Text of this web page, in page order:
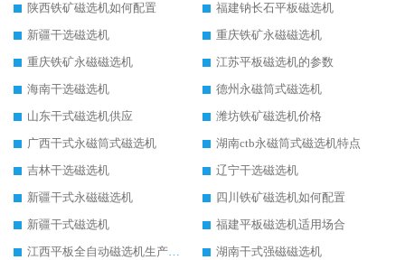
陕西铁矿磁选机如何配置
福建钠长石平板磁选机
新疆干选磁选机
重庆铁矿永磁磁选机
重庆铁矿永磁磁选机
江苏平板磁选机的参数
海南干选磁选机
德州永磁筒式磁选机
山东干式磁选机供应
潍坊铁矿磁选机价格
广西干式永磁筒式磁选机
湖南ctb永磁筒式磁选机特点
吉林干选磁选机
辽宁干选磁选机
新疆干式永磁磁选机
四川铁矿磁选机如何配置
新疆干式磁选机
福建平板磁选机适用场合
江西平板全自动磁选机生产厂家
湖南干式强磁磁选机